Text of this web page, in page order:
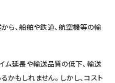
ら、船舶や鉄道、航空機等の輸
ム延長や輸送品質の低下、輸送
かもしれません。しかし、コスト